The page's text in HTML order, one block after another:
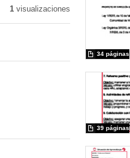
1visualizaciones
34 páginas
39 páginas